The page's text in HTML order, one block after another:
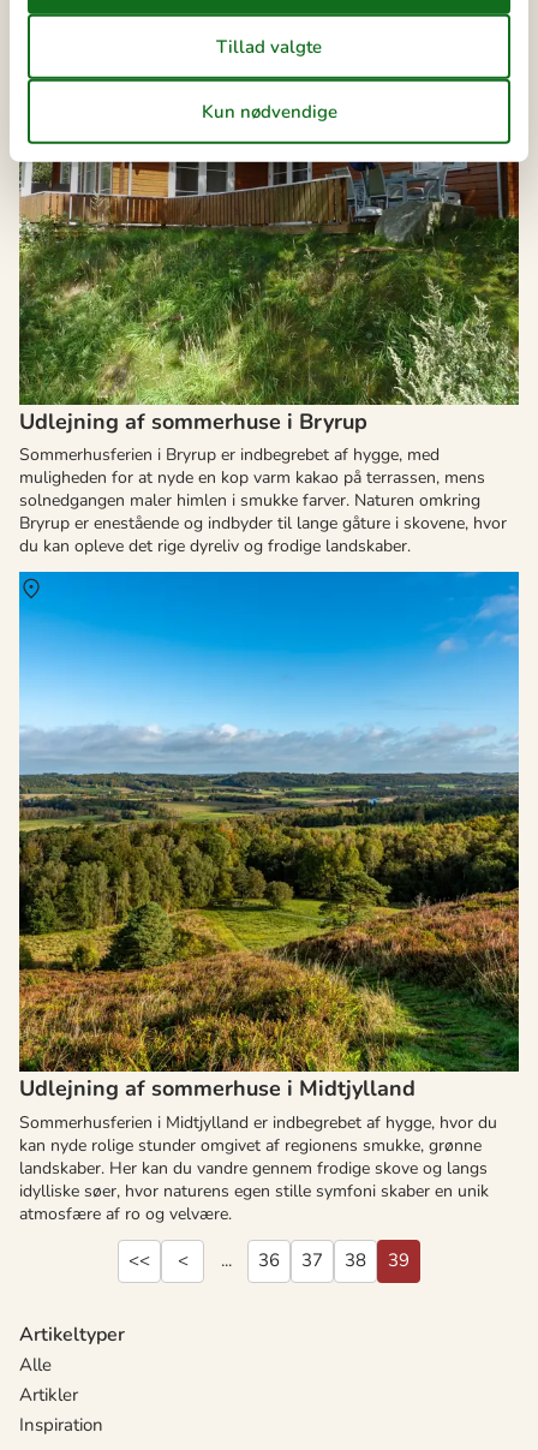
Udlejning af sommerhuse i Bryrup
Sommerhusferien i Bryrup er indbegrebet af hygge, med
muligheden for at nyde en kop varm kakao på terrassen, mens
solnedgangen maler himlen i smukke farver. Naturen omkring
Bryrup er enestående og indbyder til lange gåture i skovene, hvor
du kan opleve det rige dyreliv og frodige landskaber.
Udlejning af sommerhuse i Midtjylland
Sommerhusferien i Midtjylland er indbegrebet af hygge, hvor du
kan nyde rolige stunder omgivet af regionens smukke, grønne
landskaber. Her kan du vandre gennem frodige skove og langs
idylliske søer, hvor naturens egen stille symfoni skaber en unik
atmosfære af ro og velvære.
<< < ... 36 37 38 39
Artikeltyper
Alle
Artikler
Inspiration